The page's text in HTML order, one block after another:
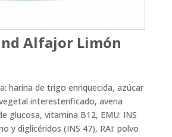
Alfajor Limón
harina de trigo enriquecida, azúcar
interesterificado, avena
glucosa, vitamina B12, EMU: INS
y diglicéridos (INS 47), RAI: polvo